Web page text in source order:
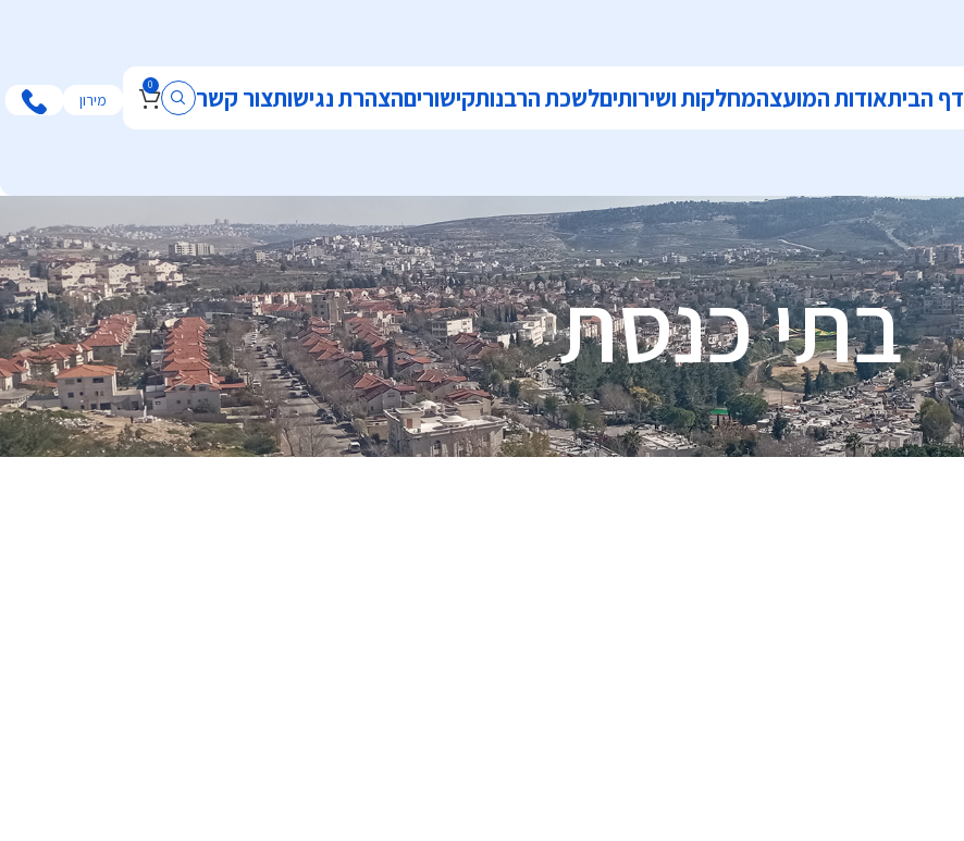
דף הביתאודות המועצהמחלקות ושירותיםלשכת הרבנותקישוריםהצהרת נגישותצור קשר 0
מירון
בתי כנסת